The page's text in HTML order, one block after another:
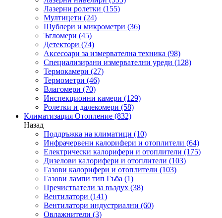
Лазерни ролетки (155)
Мултицети (24)
Шублери и микрометри (36)
Ъгломери (45)
Детектори (74)
Аксесоари за измервателна техника (98)
Специализирани измервателни уреди (128)
Термокамери (27)
Термометри (46)
Влагомери (70)
Инспекционни камери (129)
Ролетки и далекомери (58)
Климатизация Отопление (832)
Назад
Поддръжка на климатици (10)
Инфрачервени калорифери и отоплители (64)
Електрически калорифери и отоплители (175)
Дизелови калорифери и отоплители (103)
Газови калорифери и отоплители (103)
Газови лампи тип Гъба (1)
Пречистватели за въздух (38)
Вентилатори (141)
Вентилатори индустриални (60)
Овлажнители (3)